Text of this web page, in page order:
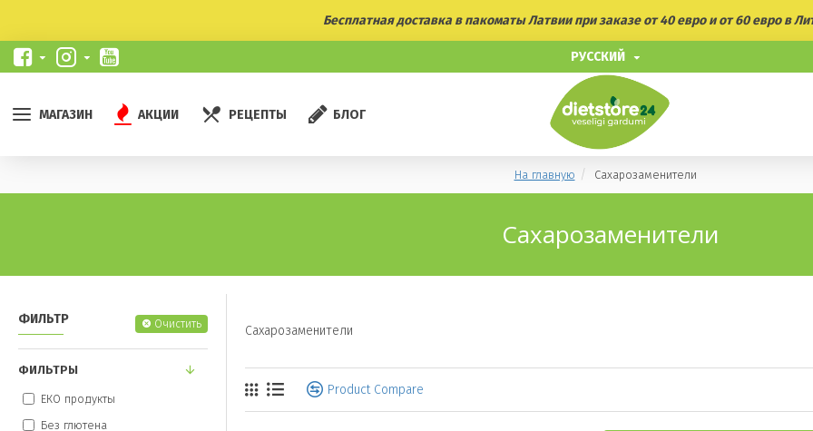
Бесплатная доставка в пакоматы Латвии при заказе от 40 евро и от 60 евро в
РУССКИЙ
МАГАЗИН АКЦИИ РЕЦЕПТЫ БЛОГ
На главную Сахарозаменители
Сахарозаменители
ФИЛЬТР Очистить
ФИЛЬТРЫ
ЕКО продукты
Без глютена
Сахарозаменители
Product Compare